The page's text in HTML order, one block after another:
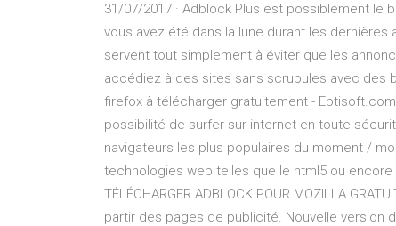
31/07/2017 · Adblock Plus est possiblement le
vous avez été dans la lune durant les dernières
servent tout simplement à éviter que les
accédiez à des sites sans scrupules avec des
firefox à télécharger gratuitement -
possibilité de surfer sur internet en toute
navigateurs les plus populaires du moment /
technologies web telles que le html5 ou
TÉLÉCHARGER ADBLOCK POUR MOZILLA
partir des pages de publicité. Nouvelle version